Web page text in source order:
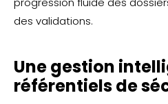
des validations.
Une gestion
référentiels de